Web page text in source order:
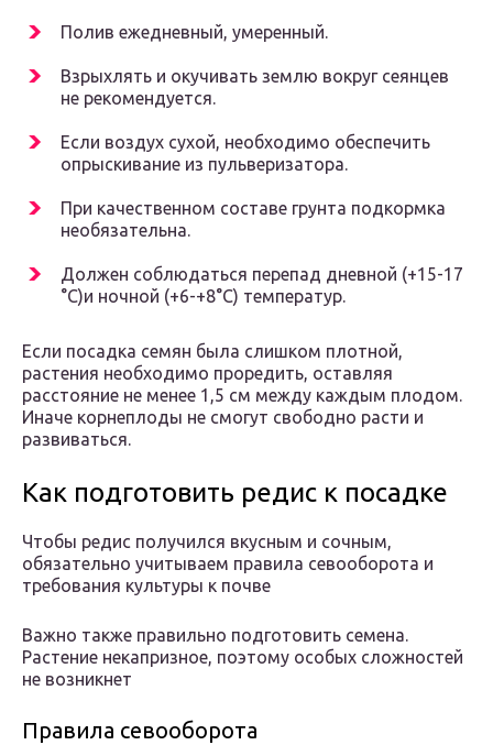
Полив ежедневный, умеренный.
Взрыхлять и окучивать землю вокруг сеянцев
не рекомендуется.
Если воздух сухой, необходимо обеспечить
опрыскивание из пульверизатора.
При качественном составе грунта подкормка
необязательна.
Должен соблюдаться перепад дневной (+15-17
°С)и ночной (+6-+8°С) температур.
Если посадка семян была слишком плотной,
растения необходимо проредить, оставляя
расстояние не менее 1,5 см между каждым плодом.
Иначе корнеплоды не смогут свободно расти и
развиваться.
Как подготовить редис к посадке
Чтобы редис получился вкусным и сочным,
обязательно учитываем правила севооборота и
требования культуры к почве
Важно также правильно подготовить семена.
Растение некапризное, поэтому особых сложностей
не возникнет
Правила севооборота